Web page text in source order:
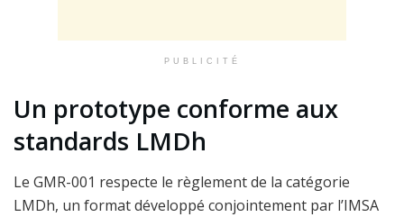
PUBLICITÉ
Un prototype conforme aux
standards LMDh
Le GMR-001 respecte le règlement de la catégorie
LMDh, un format développé conjointement par l’IMSA